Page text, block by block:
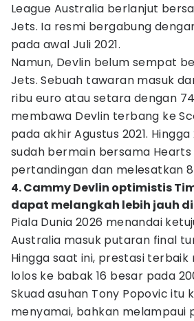
League Australia berlanjut
Jets. Ia resmi bergabung
pada awal Juli 2021.
Namun, Devlin belum sempat
Jets. Sebuah tawaran masuk
ribu euro atau setara dengan
membawa Devlin terbang ke
pada akhir Agustus 2021.
sudah bermain bersama Hearts
pertandingan dan melesatkan
4. Cammy Devlin optimistis
dapat melangkah lebih jauh di
Piala Dunia 2026 menandai
Australia masuk putaran final
Hingga saat ini, prestasi
lolos ke babak 16 besar pada
Skuad asuhan Tony Popovic itu
menyamai, bahkan melampaui